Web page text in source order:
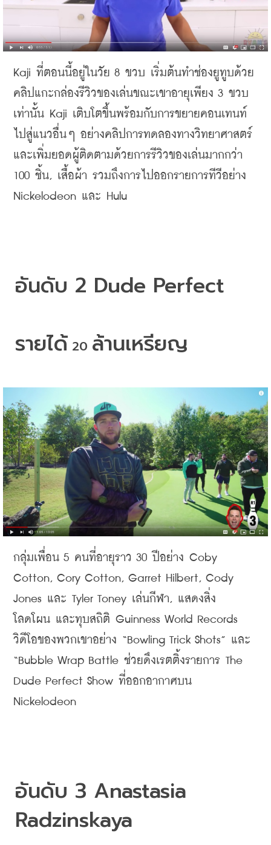
Kaji ที่ตอนนี้อยู่ในวัย 8 ขวบ เริ่มต้นทำช่องยูทูบด้วย
คลิปแกะกล่องรีวิวของเล่นขณะเขาอายุเพียง 3 ขวบ
เท่านั้น Kaji เติบโตขึ้นพร้อมกับการขยายคอนเทนท์
ไปสู่แนวอื่นๆ อย่างคลิปการทดลองทางวิทยาศาสตร์
และเพิ่มยอดผู้ติดตามด้วยการรีวิวของเล่นมากกว่า
100 ชิ้น, เสื้อผ้า รวมถึงการไปออกรายการทีวีอย่าง
Nickelodeon และ Hulu
อันดับ 2 Dude Perfect
รายได้ 20 ล้านเหรียญ
กลุ่มเพื่อน 5 คนที่อายุราว 30 ปีอย่าง Coby
Cotton, Cory Cotton, Garret Hilbert, Cody
Jones และ Tyler Toney เล่นกีฬา, แสดงสิ่ง
โลดโผน และทุบสถิติ
วิดีโอของพวกเขาอย่าง “Bowling Trick Shots” และ
“Bubble Wrap Battle ช่วยดึงเรตติ้งรายการ The
Dude Perfect Show ที่ออกอากาศบน
Nickelodeon
อันดับ 3 Anastasia
Radzinskaya